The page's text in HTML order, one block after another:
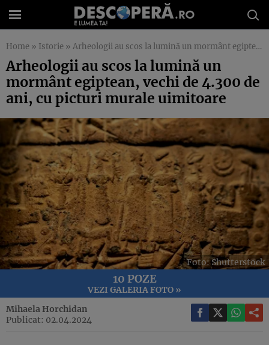
Home » Istorie » Arheologii au scos la lumină un mormânt egiptean, vechi de 4.300 de ani, cu picturi murale uimitoare
Arheologii au scos la lumină un
mormânt egiptean, vechi de 4.300 de
ani, cu picturi murale uimitoare
Foto: Shutterstock
10 POZE
VEZI GALERIA FOTO »
Mihaela Horchidan
Publicat: 02.04.2024